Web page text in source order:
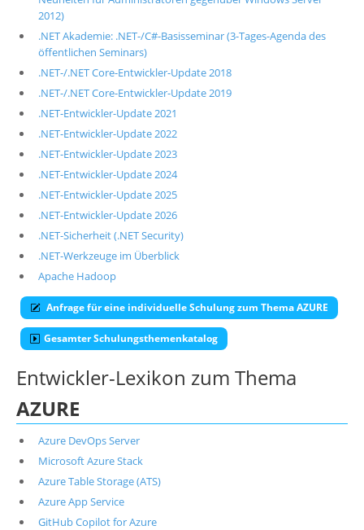
2012)
.NET Akademie: .NET-/C#-Basisseminar (3-Tages-Agenda des
öffentlichen Seminars)
.NET-/.NET Core-Entwickler-Update 2018
.NET-/.NET Core-Entwickler-Update 2019
.NET-Entwickler-Update 2021
.NET-Entwickler-Update 2022
.NET-Entwickler-Update 2023
.NET-Entwickler-Update 2024
.NET-Entwickler-Update 2025
.NET-Entwickler-Update 2026
.NET-Sicherheit (.NET Security)
.NET-Werkzeuge im Überblick
Apache Hadoop
Anfrage für eine individuelle Schulung zum Thema AZURE
Gesamter Schulungsthemenkatalog
Entwickler-Lexikon zum Thema
AZURE
Azure DevOps Server
Microsoft Azure Stack
Azure Table Storage (ATS)
Azure App Service
GitHub Copilot for Azure